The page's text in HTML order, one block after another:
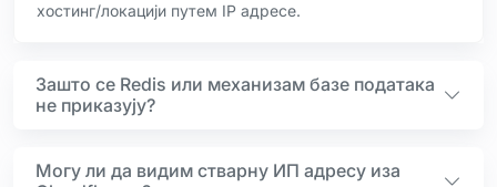
хостинг/локацији путем IP адресе.
Зашто се Redis или механизам базе података
не приказују?
Могу ли да видим стварну ИП адресу иза